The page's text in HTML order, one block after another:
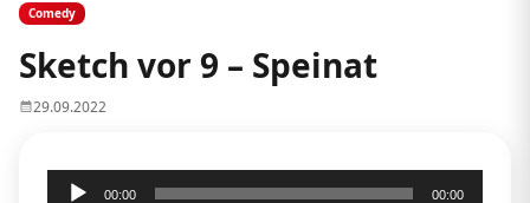
Comedy
Sketch vor 9 – Speinat
29.09.2022
Audio-
00:00 00:00